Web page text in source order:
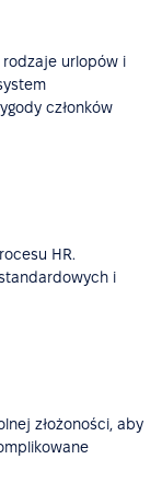
rodzaje urlopów i
członków
HR.
i
złożoności, aby